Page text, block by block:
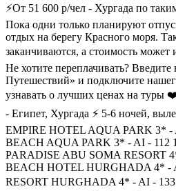
⚡От 51 600 р/чел - Хургада по
Пока одни только планируют
отдых на берегу Красного моря.
заканчиваются, а стоимость может
Не хотите переплачивать?
Путешествий» и подключите
узнавать о лучших ценах на туры
- Египет, Хургада ⚡ 5-6 ночей,
EMPIRE HOTEL AQUA PARK 3* -
BEACH AQUA PARK 3* - AI - 112
PARADISE ABU SOMA RESORT
BEACH HOTEL HURGHADA 4* -
RESORT HURGHADA 4* - AI -